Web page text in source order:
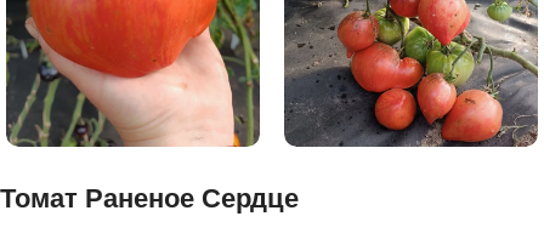
Томат Раненое Сердце